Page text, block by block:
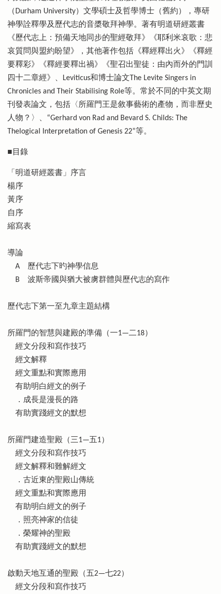
（Durham University）文學碩士及哲學博士（舊約），專研
神學詮釋學及歷代志的音槳敬拜神學。著有明道研經叢書
《歷代志上：預備天地同步的聖經敬拜》《耶利米哀歌：悲
哀質問與盟約盼望》，其他著作包括《釋經釋出火》《釋經
要釋彩》《釋經要釋出禍》《聖召出聖徒：由內而外的門訓
四十二章經》、Leviticus和博士論文The Levite Singers in
Chronicles and Their Stabilising Role等。常於不同的中英文期
刊發表論文，包括〈所羅門王是敘事藝術的產物，而非歷史
人物？〉、“Gerhard von Rad and Bevard S. Childs: The
Thelogical Interpretation of Genesis 22”等。
■目錄
「明道研經叢書」序言
楊序
黃序
自序
縮寫表
導論
A 歷代志下旳神學信息
B 波斯帝國與猶大被虜群體與歷代志的寫作
歷代志下第一至九章主題結構
所羅門的智慧與建殿的準備（一1—二18）
經文分段和寫作技巧
經文解釋
經文重點和實際應用
有助明白經文的例子
．成長是漫長的路
有助實踐經文的默想
所羅門建造聖殿（三1—五1）
經文分段和寫作技巧
經文解釋和難解經文
．古近東的聖殿山傳統
經文重點和實際應用
有助明白經文的例子
．照亮神家的信徒
．榮耀神的聖殿
有助實踐經文的默想
啟動天地互通的聖殿（五2—七22）
經文分段和寫作技巧